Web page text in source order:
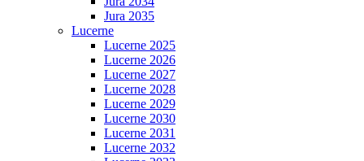
Jura 2035
Lucerne
Lucerne 2025
Lucerne 2026
Lucerne 2027
Lucerne 2028
Lucerne 2029
Lucerne 2030
Lucerne 2031
Lucerne 2032